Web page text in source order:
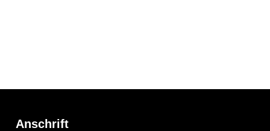
Anschrift